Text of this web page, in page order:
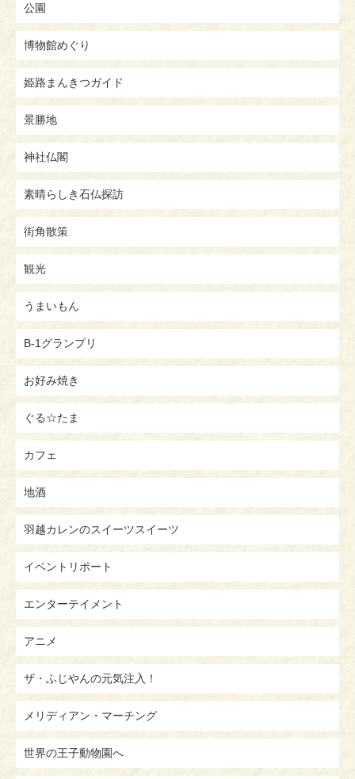
公園
博物館めぐり
姫路まんきつガイド
景勝地
神社仏閣
素晴らしき石仏探訪
街角散策
観光
うまいもん
B-1グランプリ
お好み焼き
ぐる☆たま
カフェ
地酒
羽越カレンのスイーツスイーツ
イベントリポート
エンターテイメント
アニメ
ザ・ふじやんの元気注入！
メリディアン・マーチング
世界の王子動物園へ